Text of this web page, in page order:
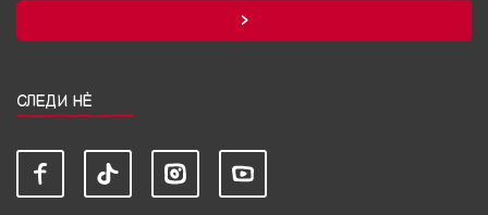
СЛЕДИ НЀ